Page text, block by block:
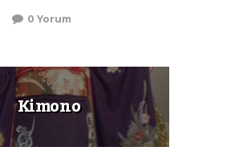
0 Yorum
Kimono